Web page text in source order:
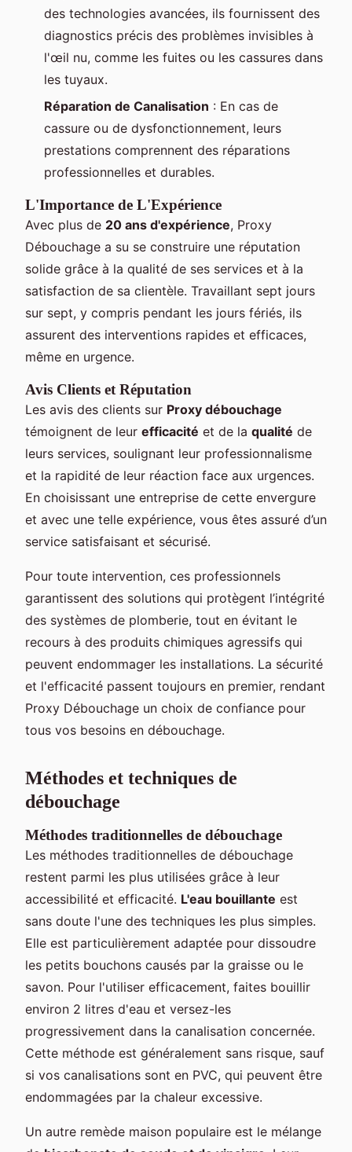
des technologies avancées, ils fournissent des
diagnostics précis des problèmes invisibles à
l'œil nu, comme les fuites ou les cassures dans
les tuyaux.
Réparation de Canalisation : En cas de
cassure ou de dysfonctionnement, leurs
prestations comprennent des réparations
professionnelles et durables.
L'Importance de L'Expérience
Avec plus de 20 ans d'expérience, Proxy
Débouchage a su se construire une réputation
solide grâce à la qualité de ses services et à la
satisfaction de sa clientèle. Travaillant sept jours
sur sept, y compris pendant les jours fériés, ils
assurent des interventions rapides et efficaces,
même en urgence.
Avis Clients et Réputation
Les avis des clients sur Proxy débouchage
témoignent de leur efficacité et de la qualité de
leurs services, soulignant leur professionnalisme
et la rapidité de leur réaction face aux urgences.
En choisissant une entreprise de cette envergure
et avec une telle expérience, vous êtes assuré d’un
service satisfaisant et sécurisé.
Pour toute intervention, ces professionnels
garantissent des solutions qui protègent l’intégrité
des systèmes de plomberie, tout en évitant le
recours à des produits chimiques agressifs qui
peuvent endommager les installations. La sécurité
et l'efficacité passent toujours en premier, rendant
Proxy Débouchage un choix de confiance pour
tous vos besoins en débouchage.
Méthodes et techniques de
débouchage
Méthodes traditionnelles de débouchage
Les méthodes traditionnelles de débouchage
restent parmi les plus utilisées grâce à leur
accessibilité et efficacité. L'eau bouillante est
sans doute l'une des techniques les plus simples.
Elle est particulièrement adaptée pour dissoudre
les petits bouchons causés par la graisse ou le
savon. Pour l'utiliser efficacement, faites bouillir
environ 2 litres d'eau et versez-les
progressivement dans la canalisation concernée.
Cette méthode est généralement sans risque, sauf
si vos canalisations sont en PVC, qui peuvent être
endommagées par la chaleur excessive.
Un autre remède maison populaire est le mélange